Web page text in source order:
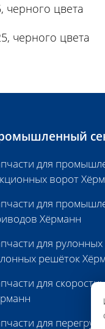
черного цвета
черного цвета
для
ворот
для
Хёрманн
для
решёток
для
для